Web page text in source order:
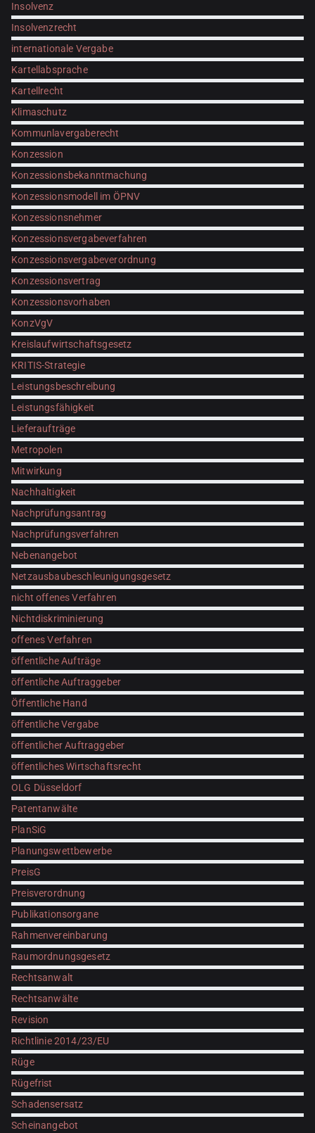
Insolvenz
Insolvenzrecht
internationale Vergabe
Kartellabsprache
Kartellrecht
Klimaschutz
Kommunlavergaberecht
Konzession
Konzessionsbekanntmachung
Konzessionsmodell im ÖPNV
Konzessionsnehmer
Konzessionsvergabeverfahren
Konzessionsvergabeverordnung
Konzessionsvertrag
Konzessionsvorhaben
KonzVgV
Kreislaufwirtschaftsgesetz
KRITIS-Strategie
Leistungsbeschreibung
Leistungsfähigkeit
Lieferaufträge
Metropolen
Mitwirkung
Nachhaltigkeit
Nachprüfungsantrag
Nachprüfungsverfahren
Nebenangebot
Netzausbaubeschleunigungsgesetz
nicht offenes Verfahren
Nichtdiskriminierung
offenes Verfahren
öffentliche Aufträge
öffentliche Auftraggeber
Öffentliche Hand
öffentliche Vergabe
öffentlicher Auftraggeber
öffentliches Wirtschaftsrecht
OLG Düsseldorf
Patentanwälte
PlanSiG
Planungswettbewerbe
PreisG
Preisverordnung
Publikationsorgane
Rahmenvereinbarung
Raumordnungsgesetz
Rechtsanwalt
Rechtsanwälte
Revision
Richtlinie 2014/23/EU
Rüge
Rügefrist
Schadensersatz
Scheinangebot